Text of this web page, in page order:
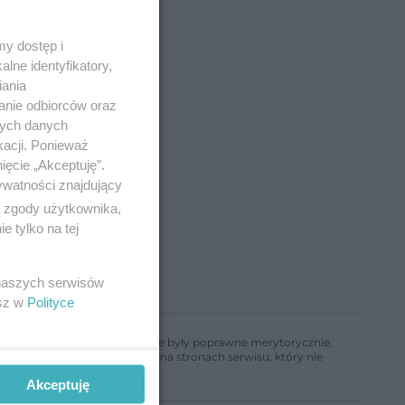
informacje w nim zawarte były poprawne merytorycznie,
informacji zamieszczonych na stronach serwisu, który nie
dostęp i
identyfikatory,
odbiorców oraz
danych
Ponieważ
„Akceptuję”.
znajdujący
użytkownika,
tylko na tej
serwisów
w Polityce
Akceptuję